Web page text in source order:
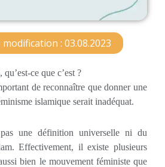
: 03.08.2023
ce que c’est ?
de reconnaître que donner une
islamique serait inadéquat.
une définition universelle ni du
Effectivement, il existe plusieurs
bien le mouvement féministe que